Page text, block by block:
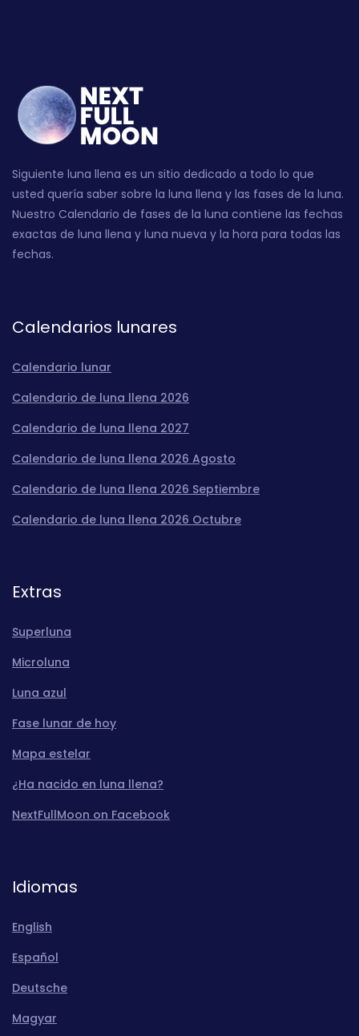
Siguiente luna llena es un sitio dedicado a todo lo que
usted quería saber sobre la luna llena y las fases de la luna.
Nuestro Calendario de fases de la luna contiene las fechas
exactas de luna llena y luna nueva y la hora para todas las
fechas.
Calendarios lunares
Calendario lunar
Calendario de luna llena 2026
Calendario de luna llena 2027
Calendario de luna llena 2026 Agosto
Calendario de luna llena 2026 Septiembre
Calendario de luna llena 2026 Octubre
Extras
Superluna
Microluna
Luna azul
Fase lunar de hoy
Mapa estelar
¿Ha nacido en luna llena?
NextFullMoon on Facebook
Idiomas
English
Español
Deutsche
Magyar